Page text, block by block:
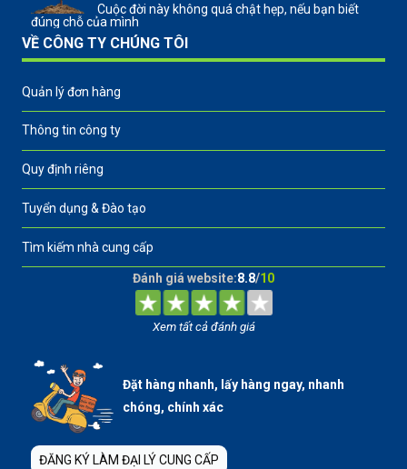
Cuộc đời này không quá chật hẹp, nếu bạn biết
đúng chỗ của mình
VỀ CÔNG TY CHÚNG TÔI
Quản lý đơn hàng
Thông tin công ty
Quy định riêng
Tuyển dụng & Đào tạo
Tìm kiếm nhà cung cấp
Đánh giá website:8.8/10
Xem tất cả đánh giá
Đặt hàng nhanh, lấy hàng ngay, nhanh
chóng, chính xác
ĐĂNG KÝ LÀM ĐẠI LÝ CUNG CẤP